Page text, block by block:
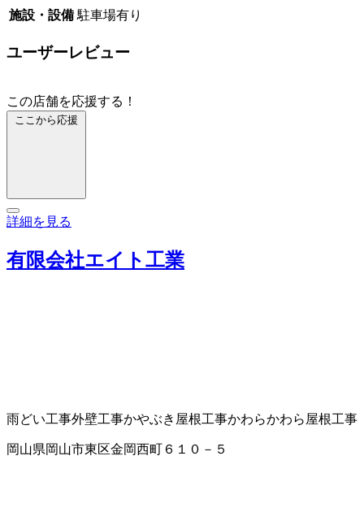
施設・設備 駐車場有り
ユーザーレビュー
この店舗を応援する！
ここから応援
詳細を見る
有限会社エイト工業
雨どい工事外壁工事かやぶき屋根工事かわらかわら屋根工事
岡山県岡山市東区金岡西町６１０－５